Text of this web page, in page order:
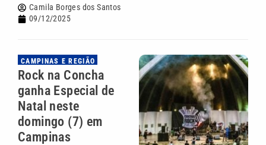
Camila Borges dos Santos
09/12/2025
CAMPINAS E REGIÃO
Rock na Concha
ganha Especial de
Natal neste
domingo (7) em
Campinas